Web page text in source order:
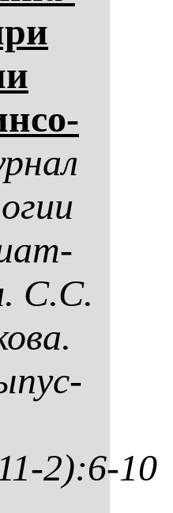
С.С.
2):6-10